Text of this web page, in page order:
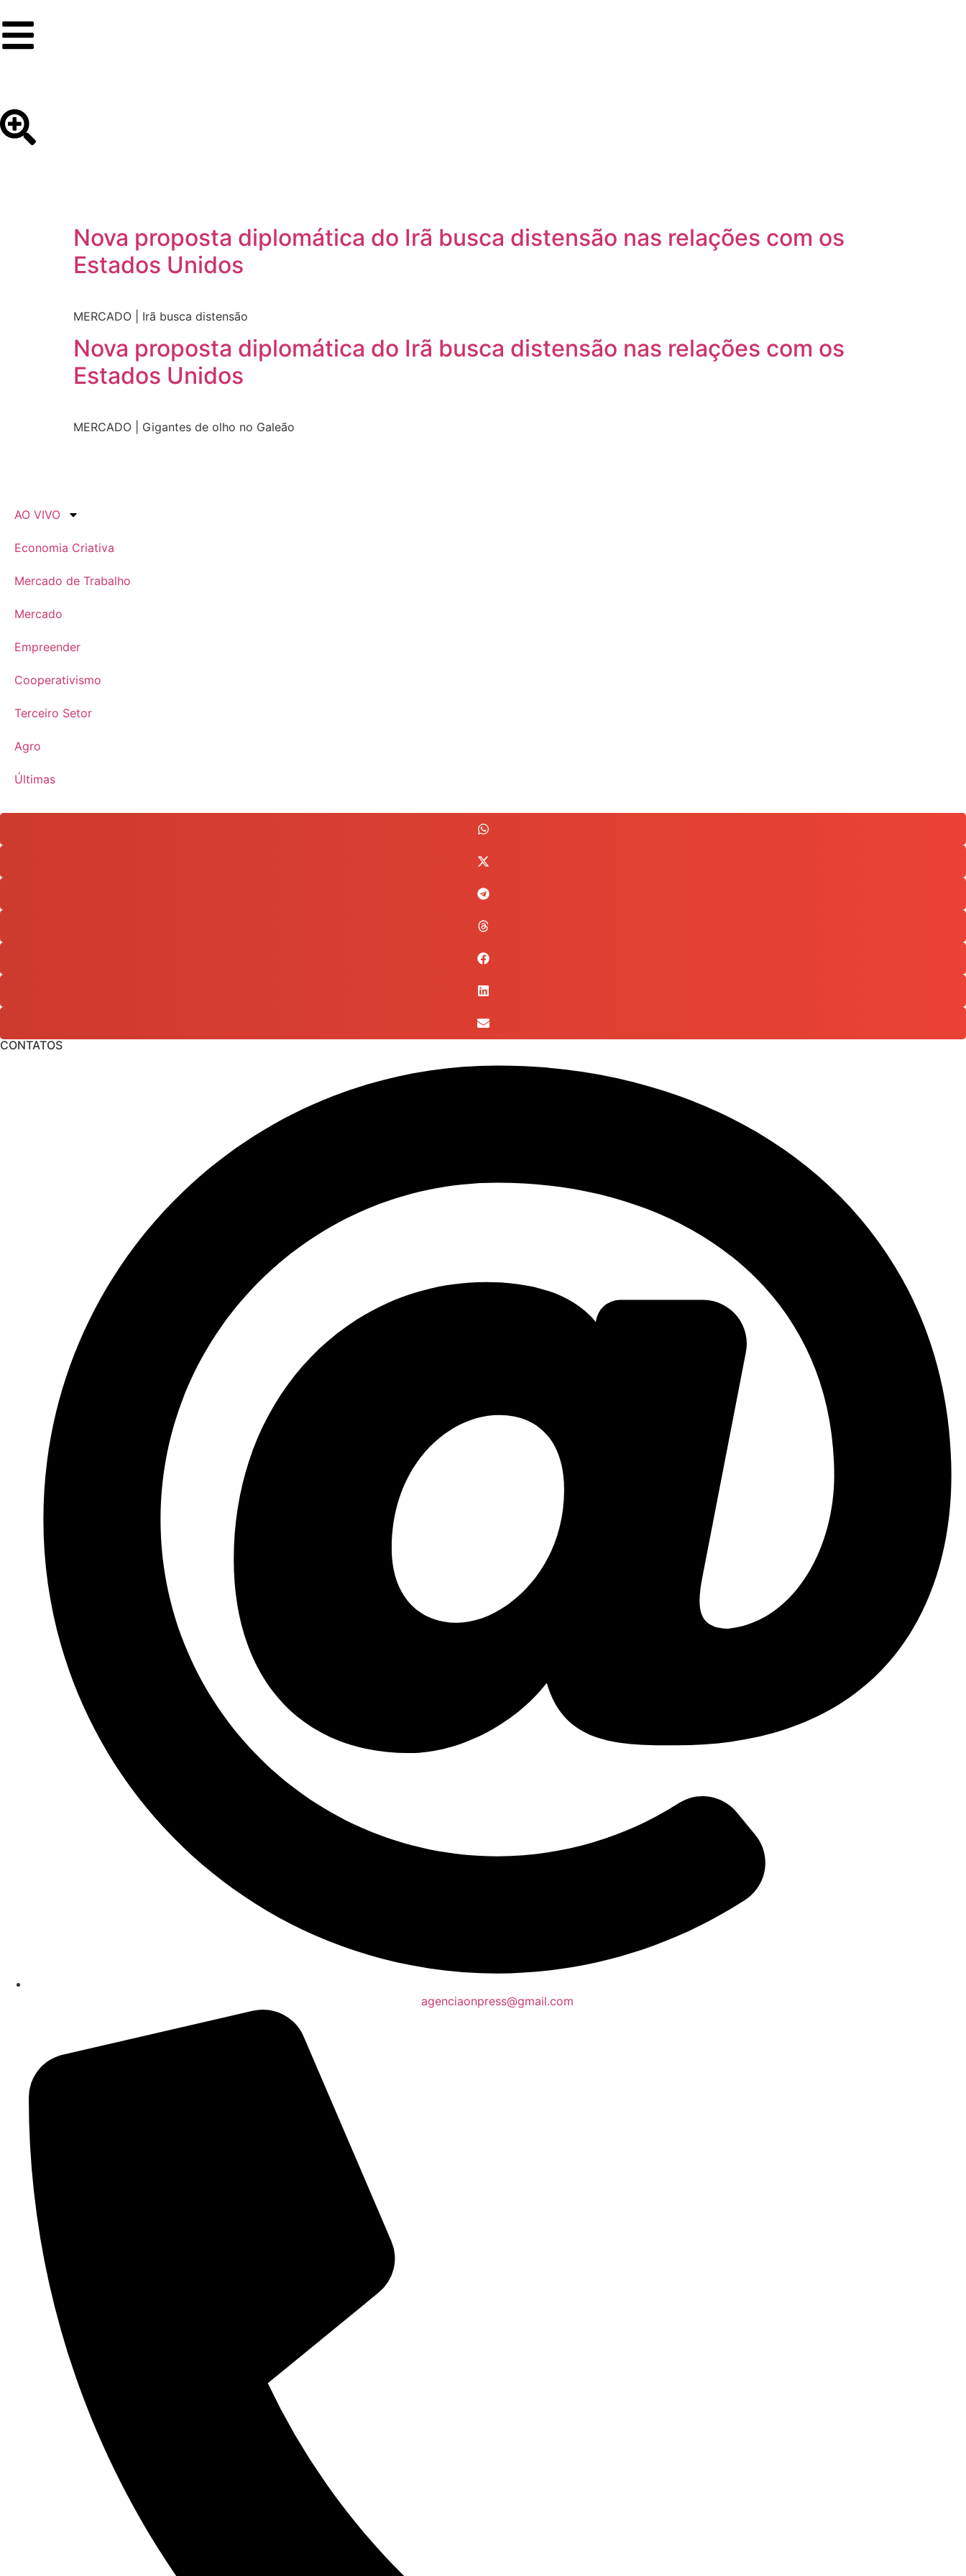
Nova proposta diplomática do Irã busca distensão nas relações com os
Estados Unidos
MERCADO | Irã busca distensão
Nova proposta diplomática do Irã busca distensão nas relações com os
Estados Unidos
MERCADO | Gigantes de olho no Galeão
AO VIVO
Economia Criativa
Mercado de Trabalho
Mercado
Empreender
Cooperativismo
Terceiro Setor
Agro
Últimas
CONTATOS
agenciaonpress@gmail.com